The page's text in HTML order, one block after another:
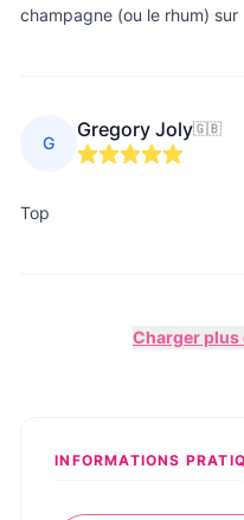
champagne (ou le rhum) sur
G
Gregory Joly🇬🇧
Top
Charger plus
INFORMATIONS